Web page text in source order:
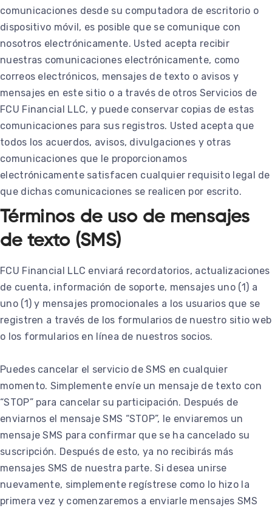
comunicaciones desde su computadora de escritorio o
dispositivo móvil, es posible que se comunique con
nosotros electrónicamente. Usted acepta recibir
nuestras comunicaciones electrónicamente, como
correos electrónicos, mensajes de texto o avisos y
mensajes en este sitio o a través de otros Servicios de
FCU Financial LLC, y puede conservar copias de estas
comunicaciones para sus registros. Usted acepta que
todos los acuerdos, avisos, divulgaciones y otras
comunicaciones que le proporcionamos
electrónicamente satisfacen cualquier requisito legal de
que dichas comunicaciones se realicen por escrito.
Términos de uso de mensajes
de texto (SMS)
FCU Financial LLC enviará recordatorios, actualizaciones
de cuenta, información de soporte, mensajes uno (1) a
uno (1) y mensajes promocionales a los usuarios que se
registren a través de los formularios de nuestro sitio web
o los formularios en línea de nuestros socios.
Puedes cancelar el servicio de SMS en cualquier
momento. Simplemente envíe un mensaje de texto con
“STOP” para cancelar su participación. Después de
enviarnos el mensaje SMS “STOP”, le enviaremos un
mensaje SMS para confirmar que se ha cancelado su
suscripción. Después de esto, ya no recibirás más
mensajes SMS de nuestra parte. Si desea unirse
nuevamente, simplemente regístrese como lo hizo la
primera vez y comenzaremos a enviarle mensajes SMS